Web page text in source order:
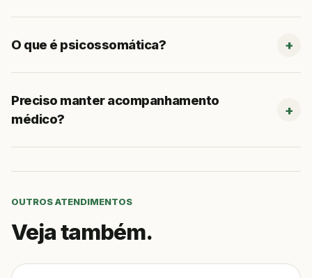
O que é psicossomática?
Preciso manter acompanhamento
médico?
OUTROS ATENDIMENTOS
Veja também.